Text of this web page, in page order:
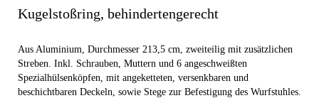
Kugelstoßring, behindertengerecht
Aus Aluminium, Durchmesser 213,5 cm, zweiteilig mit zusätzlichen
Streben. Inkl. Schrauben, Muttern und 6 angeschweißten
Spezialhülsenköpfen, mit angeketteten, versenkbaren und
beschichtbaren Deckeln, sowie Stege zur Befestigung des Wurfstuhles.